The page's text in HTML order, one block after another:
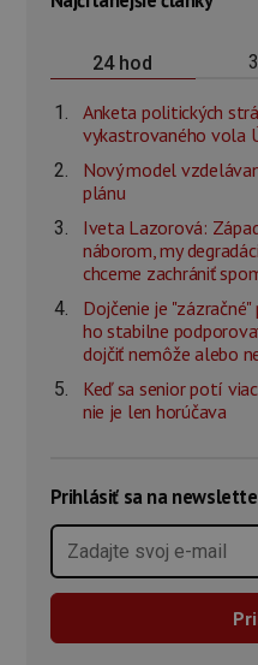
24 hod
Anketa politických
vykastrovaného vola
Nový model
plánu
Iveta Lazorová:
náborom, my
chceme zachrániť
Dojčenie je
ho stabilne
dojčiť nemôže alebo
Keď sa senior potí
nie je len horúčava
Prihlásiť sa na